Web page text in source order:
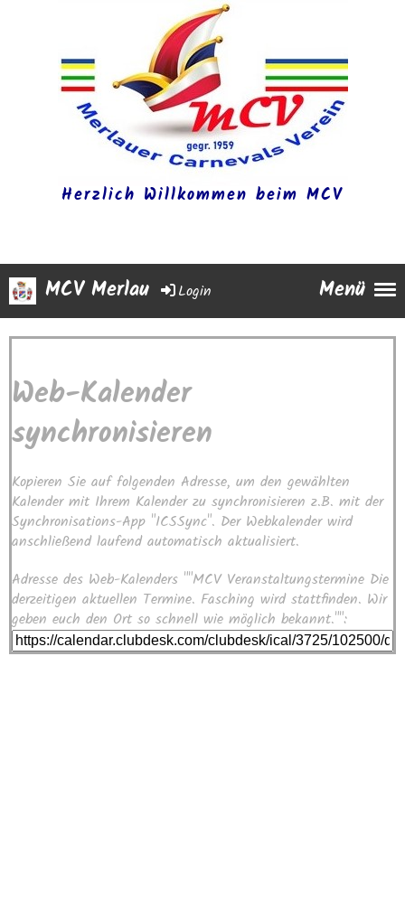
Herzlich Willkommen beim MCV
Menü
Login
MCV Merlau
Web-Kalender
synchronisieren
Kopieren Sie auf folgenden Adresse, um den gewählten
Kalender mit Ihrem Kalender zu synchronisieren z.B. mit der
Synchronisations-App "ICSSync". Der Webkalender wird
anschließend laufend automatisch aktualisiert.
Adresse des Web-Kalenders ""MCV Veranstaltungstermine Die
derzeitigen aktuellen Termine. Fasching wird stattfinden. Wir
geben euch den Ort so schnell wie möglich bekannt."":